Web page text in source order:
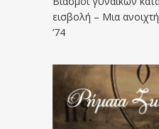
εισβολή – Μια
’74